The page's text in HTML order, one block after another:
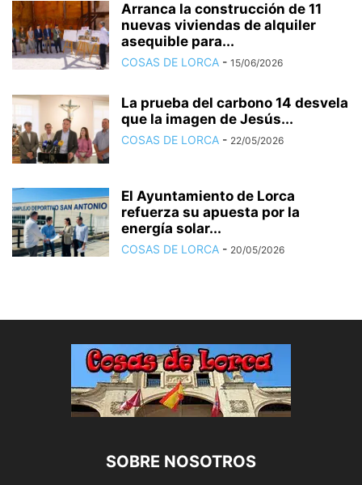
Arranca la construcción de 11
nuevas viviendas de alquiler
asequible para...
COSAS DE LORCA - 15/06/2026
La prueba del carbono 14 desvela
que la imagen de Jesús...
COSAS DE LORCA - 22/05/2026
El Ayuntamiento de Lorca
refuerza su apuesta por la
energía solar...
COSAS DE LORCA - 20/05/2026
SOBRE NOSOTROS